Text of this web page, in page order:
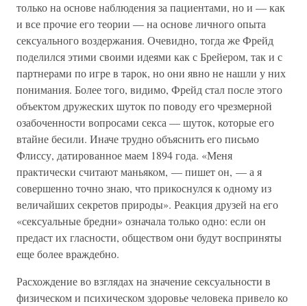
только на основе наблюдения за пациентами, но и — как
и все прочие его теории — на основе личного опыта
сексуального воздержания. Очевидно, тогда же Фрейд
поделился этими своими идеями как с Брейером, так и с
партнерами по игре в тарок, но они явно не нашли у них
понимания. Более того, видимо, Фрейд стал после этого
объектом дружеских шуток по поводу его чрезмерной
озабоченности вопросами секса — шуток, которые его
втайне бесили. Иначе трудно объяснить его письмо
Флиссу, датированное маем 1894 года. «Меня
практически считают маньяком, — пишет он, — а я
совершенно точно знаю, что прикоснулся к одному из
величайших секретов природы». Реакция друзей на его
«сексуальные бредни» означала только одно: если он
предаст их гласности, обществом они будут восприняты
еще более враждебно.
Расхождение во взглядах на значение сексуальности в
физическом и психическом здоровье человека привело ко